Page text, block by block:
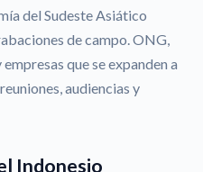
del Sudeste Asiático
de campo. ONG,
que se expanden a
audiencias y
Indonesio